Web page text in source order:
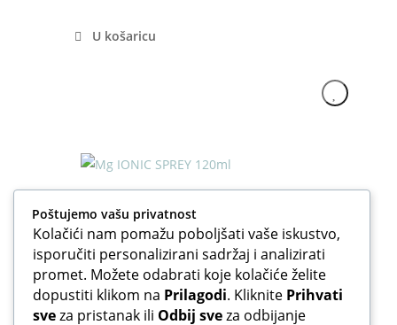
U košaricu
GALENSKI PROIZVODI
Mg IONIC SPREY 120ml
Poštujemo vašu privatnost
Kolačići nam pomažu poboljšati vaše iskustvo,
isporučiti personalizirani sadržaj i analizirati
promet. Možete odabrati koje kolačiće želite
dopustiti klikom na Prilagodi. Kliknite Prihvati
sveza pristanak ili Odbij sveza odbijanje